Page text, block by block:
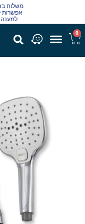
משלוח
אפשרות
למענה
0